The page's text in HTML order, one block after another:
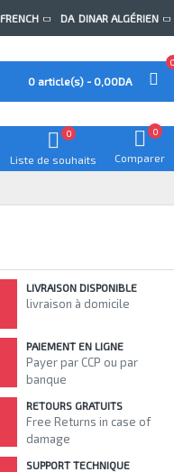
FRENCH DA DINAR ALGÉRIEN
0 article(s) - 0,00DA
Liste de souhaits
0
Comparer
0
LIVRAISON DISPONIBLE
livraison à domicile
PAIEMENT EN LIGNE
Payer par CCP ou par
banque
RETOURS GRATUITS
Free Returns in case of
damage
SUPPORT TECHNIQUE